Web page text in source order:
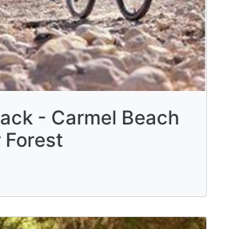
- Carmel Beach